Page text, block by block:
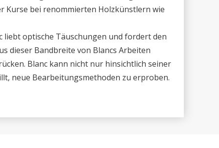
Kurse bei renommierten Holzkünstlern wie
liebt optische Täuschungen und fordert den
dieser Bandbreite von Blancs Arbeiten
Blanc kann nicht nur hinsichtlich seiner
neue Bearbeitungsmethoden zu erproben.